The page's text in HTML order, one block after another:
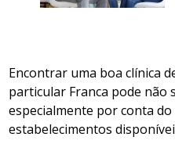
Encontrar uma boa clínica
particular Franca pode não
especialmente por conta
estabelecimentos